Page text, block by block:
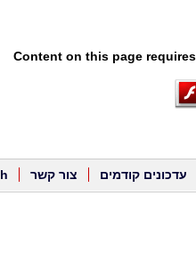
Content on this page
עדכונים קודמים צור קשר